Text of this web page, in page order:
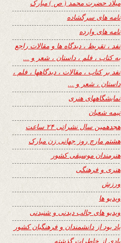
میلاد حضرت محمد ( ص ) مبارک
نامه های سرگشاده
نامه های وارده
نفد ، تقریظ ، دیدگاه ها و مقالات راجع
به کتاب ، فلم ، داستان ، شعر و …
نفد بر کتاب ، مقالات ، دیدگاهها ، فلم ،
داستان ، شعر و …
نمایشگاههای هنری
نیمه شعبان
هجدهمین سال نشراتی ۲۴ ساعت
هشتم مارچ روز جهانی زن مبارک
هنرمندان موسیقی کشور
هنری و فرهنگی
ورزش
ویدیو ها
ویدیو های جالب دیدنی و شنیدنی
یاد بود از دانشمندان و فرهنگیان کشور
یادی از خاطرات گذشته